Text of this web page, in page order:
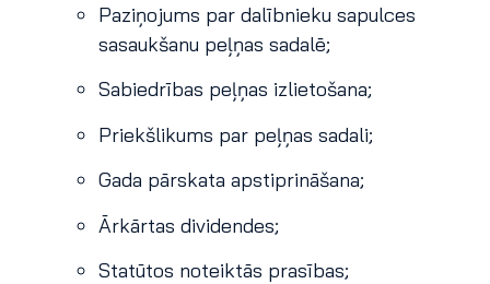
Paziņojums par dalībnieku sapulces
sasaukšanu peļņas sadalē;
Sabiedrības peļņas izlietošana;
Priekšlikums par peļņas sadali;
Gada pārskata apstiprināšana;
Ārkārtas dividendes;
Statūtos noteiktās prasības;